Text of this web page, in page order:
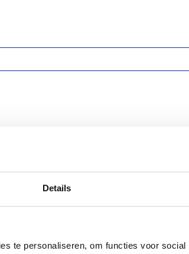
Details
te personaliseren, om functies voor
service